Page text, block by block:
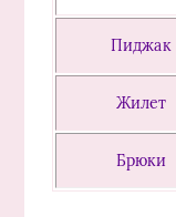
Пиджак
Жилет
Брюки